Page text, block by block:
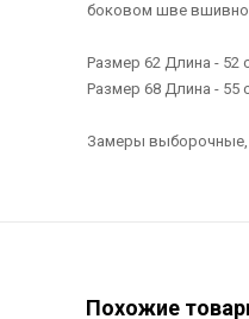
боковом шве
Размер 62 Длина - 52
Размер 68 Длина - 55
Замеры выборочные,
Похожие